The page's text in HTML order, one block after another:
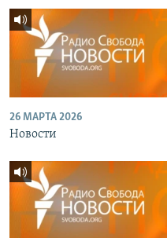
26 МАРТА 2026
Новости